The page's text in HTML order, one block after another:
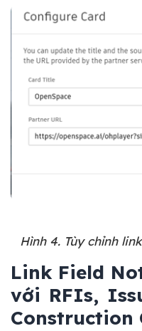
Hình 4. Tùy chỉnh
Link Field
với RFIs,
Construction